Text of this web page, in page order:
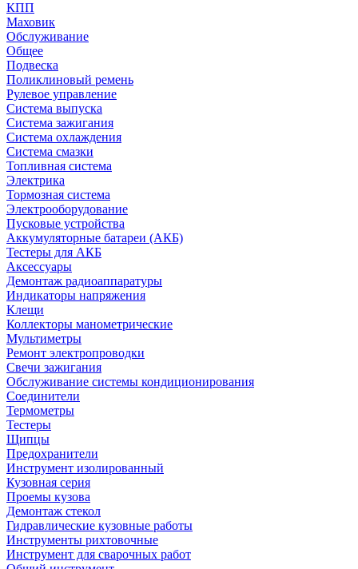
КПП
Маховик
Обслуживание
Общее
Подвеска
Поликлиновый ремень
Рулевое управление
Система выпуска
Система зажигания
Система охлаждения
Система смазки
Топливная система
Электрика
Тормозная система
Электрооборудование
Пусковые устройства
Аккумуляторные батареи (АКБ)
Тестеры для АКБ
Аксессуары
Демонтаж радиоаппаратуры
Индикаторы напряжения
Клещи
Коллекторы манометрические
Мультиметры
Ремонт электропроводки
Свечи зажигания
Обслуживание системы кондиционирования
Соединители
Термометры
Тестеры
Щипцы
Предохранители
Инструмент изолированный
Кузовная серия
Проемы кузова
Демонтаж стекол
Гидравлические кузовные работы
Инструменты рихтовочные
Инструмент для сварочных работ